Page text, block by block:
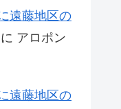
遠藤地区の
に アロポン
遠藤地区の